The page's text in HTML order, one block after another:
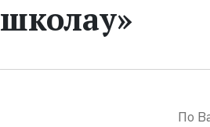
школау»
По